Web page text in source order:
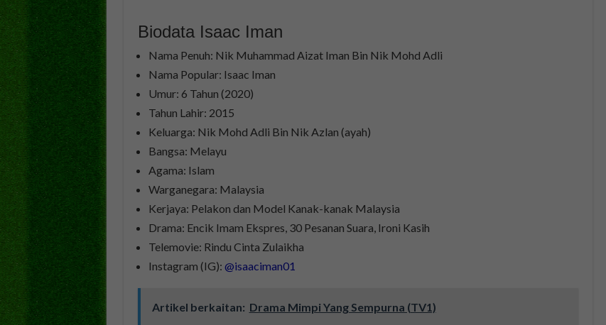
Biodata Isaac Iman
Nama Penuh: Nik Muhammad Aizat Iman Bin Nik Mohd Adli
Nama Popular: Isaac Iman
Umur: 6 Tahun (2020)
Tahun Lahir: 2015
Keluarga: Nik Mohd Adli Bin Nik Azlan (ayah)
Bangsa: Melayu
Agama: Islam
Warganegara: Malaysia
Kerjaya: Pelakon dan Model Kanak-kanak Malaysia
Drama: Encik Imam Ekspres, 30 Pesanan Suara, Ironi Kasih
Telemovie: Rindu Cinta Zulaikha
Instagram (IG): @isaaciman01
Artikel berkaitan: Drama Mimpi Yang Sempurna (TV1)